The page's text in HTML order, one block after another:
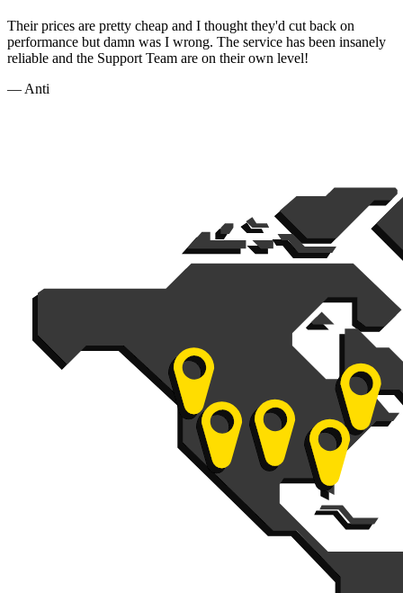
Their prices are pretty cheap and I thought they'd cut back on
performance but damn was I wrong. The service has been insanely
reliable and the Support Team are on their own level!
— Anti